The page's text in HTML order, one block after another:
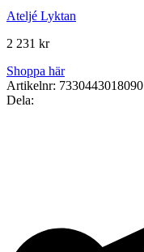
Ateljé Lyktan
2 231 kr
Shoppa här
Artikelnr: 7330443018090
Dela: